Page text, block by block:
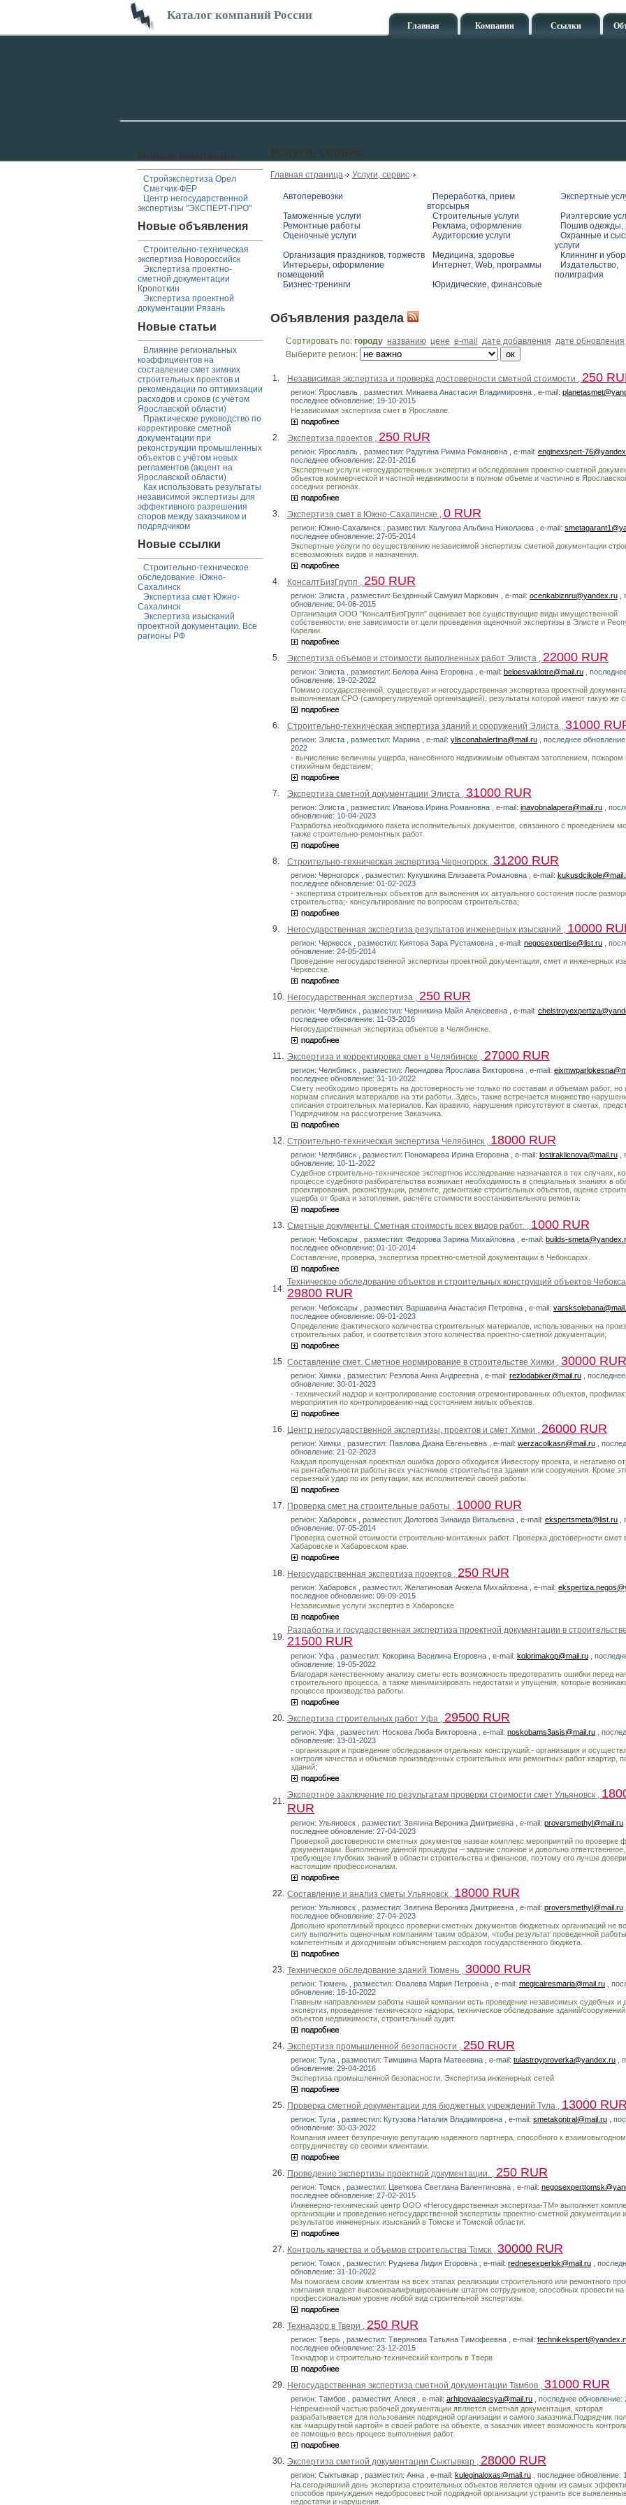
Каталог компаний России
Главная Компании Ссылки
Стройэкспертиза Орел
Сметчик-ФЕР
Центр негосударственной
экспертизы "ЭКСПЕРТ-ПРО"
Новые объявления
Строительно-техническая
экспертиза Новороссийск
Экспертиза проектно-
сметной документации
Кропоткин
Экспертиза проектной
документации Рязань
Новые статьи
Влияние региональных
коэффициентов на
составление смет зимних
строительных проектов и
рекомендации по оптимизации
расходов и сроков (с учётом
Ярославской области)
Практическое руководство по
корректировке сметной
документации при
реконструкции промышленных
объектов с учётом новых
регламентов (акцент на
Ярославской области)
Как использовать результаты
независимой экспертизы для
эффективного разрешения
споров между заказчиком и
подрядчиком
Новые ссылки
Строительно-техническое
обследование. Южно-
Сахалинск
Экспертиза смет Южно-
Сахалинск
Экспертиза изысканий
проектной документации. Все
рагионы РФ
Главная страница Услуги, сервис
Автоперевозки
Переработка, прием
вторсырья
Экспертные
Таможенные услуги
Строительные услуги
Риэлтерские
Ремонтные работы
Реклама, оформление
Пошив одежды,
Оценочные услуги
Аудиторские услуги
Охранные и
услуги
Организация праздников, торжеств
Медицина, здоровье
Клиннинг и
Интерьеры, оформление
помещений
Интернет, Web, программы
Издательство,
полиграфия
Бизнес-тренинги
Юридические, финансовые
Объявления раздела
Сортировать по: городу названию цене e-mail дате добавления
дате обновления
Выберите регион:
1. Независимая экспертиза и проверка достоверности сметной стоимости , 250
регион: Ярославль , разместил: Минаева Анастасия Владимировна , e-mail:
последнее обновление: 19-10-2015
Независимая экспертиза смет в Ярославле.
2. Экспертиза проектов , 250 RUR
регион: Ярославль , разместил: Радугина Римма Романовна , e-mail: enginexspert-
последнее обновление: 22-01-2016
Экспертные услуги негосударственных экспертиз и обследования проектно-сметной
объектов коммерческой и частной недвижимости в полном объеме и частично в
соседних регионах.
3. Экспертиза смет в Южно-Сахалинске , 0 RUR
регион: Южно-Сахалинск , разместил: Калугова Альбина Николаева , e-mail:
последнее обновление: 27-05-2014
Экспертные услуги по осуществлению независимой экспертизы сметной документации
всевозможных видов и назначения.
4. КонсалтБизГрупп , 250 RUR
регион: Элиста , разместил: Бездонный Самуил Маркович , e-mail: ocenkabiznru@yandex.ru ,
обновление: 04-06-2015
Организация ООО "КонсалтБизГрупп" оценивает все существующие виды имущественной
собственности, вне зависимости от цели проведения оценочной экспертизы в Элисте и
Карелии.
5. Экспертиза объемов и стоимости выполненных работ Элиста , 22000 RUR
регион: Элиста , разместил: Белова Анна Егоровна , e-mail: beloesvaklotre@mail.ru ,
обновление: 19-02-2022
Помимо государственной, существует и негосударственная экспертиза проектной
выполняемая СРО (саморегулируемой организацией), результаты которой имеют такую же
6. Строительно-техническая экспертиза зданий и сооружений Элиста , 31000
регион: Элиста , разместил: Марина , e-mail: ylisconabalertina@mail.ru , последнее
2022
- вычисление величины ущерба, нанесённого недвижимым объектам затоплением, пожаром
стихийным бедствием;
7. Экспертиза сметной документации Элиста , 31000 RUR
регион: Элиста , разместил: Иванова Ирина Романовна , e-mail: inavobnalapera@mail.ru ,
обновление: 10-04-2023
Разработка необходимого пакета исполнительных документов, связанного с проведением
также строительно-ремонтных работ.
8. Строительно-техническая экспертиза Черногорск , 31200 RUR
регион: Черногорск , разместил: Кукушкина Елизавета Романовна , e-mail:
последнее обновление: 01-02-2023
- экспертиза строительных объектов для выяснения их актуального состояния после
строительства;- консультирование по вопросам строительства;
9. Негосударственная экспертиза результатов инженерных изысканий , 10000
регион: Черкесск , разместил: Киятова Зара Рустамовна , e-mail: negosexpertise@list.ru ,
обновление: 24-05-2014
Проведение негосударственной экспертизы проектной документации, смет и инженерных
Черкесске.
10. Негосударственная экспертиза , 250 RUR
регион: Челябинск , разместил: Черникина Майя Алексеевна , e-mail:
последнее обновление: 11-03-2016
Негосударственная экспертиза объектов в Челябинске.
11. Экспертиза и корректировка смет в Челябинске , 27000 RUR
регион: Челябинск , разместил: Леонидова Ярослава Викторовна , e-mail:
последнее обновление: 31-10-2022
Смету необходимо проверять на достоверность не только по составам и объемам работ, но
нормам списания материалов на эти работы. Здесь, также встречается множество
списания строительных материалов. Как правило, нарушения присутствуют в сметах,
Подрядчиком на рассмотрение Заказчика.
12. Строительно-техническая экспертиза Челябинск , 18000 RUR
регион: Челябинск , разместил: Пономарева Ирина Егоровна , e-mail: lostiraklicnova@mail.ru ,
обновление: 10-11-2022
Судебное строительно-техническое экспертное исследование назначается в тех случаях,
процессе судебного разбирательства возникает необходимость в специальных знаниях в
проектирования, реконструкции, ремонте, демонтаже строительных объектов, оценке
ущерба от брака и затопления, расчёте стоимости восстановительного ремонта.
13. Сметные документы. Сметная стоимость всех видов работ. , 1000 RUR
регион: Чебоксары , разместил: Федорова Зарина Михайловна , e-mail: builds-
последнее обновление: 01-10-2014
Составление, проверка, экспертиза проектно-сметной документации в Чебоксарах.
14.
Техническое обследование объектов и строительных конструкций объектов
29800 RUR
регион: Чебоксары , разместил: Варшавина Анастасия Петровна , e-mail:
последнее обновление: 09-01-2023
Определение фактического количества строительных материалов, использованных на
строительных работ, и соответствия этого количества проектно-сметной документации;
15. Составление смет. Сметное нормирование в строительстве Химки , 30000 RUR
регион: Химки , разместил: Резлова Анна Андреевна , e-mail: rezlodabiker@mail.ru , последнее
обновление: 30-01-2023
- технический надзор и контролирование состояния отремонтированных объектов,
мероприятия по контролированию над состоянием жилых объектов.
16. Центр негосударственной экспертизы, проектов и смет Химки , 26000 RUR
регион: Химки , разместил: Павлова Диана Евгеньевна , e-mail: werzacolkasn@mail.ru ,
обновление: 21-02-2023
Каждая пропущенная проектная ошибка дорого обходится Инвестору проекта, и негативно
на рентабельности работы всех участников строительства здания или сооружения. Кроме
серьезный удар по их репутации, как исполнителей своей работы.
17. Проверка смет на строительные работы , 10000 RUR
регион: Хабаровск , разместил: Долотова Зинаида Витальевна , e-mail: ekspertsmeta@list.ru ,
обновление: 07-05-2014
Проверка сметной стоимости строительно-монтажных работ. Проверка достоверности смет
Хабаровске и Хабаровском крае.
18. Негосударственная экспертиза проектов , 250 RUR
регион: Хабаровск , разместил: Желатиновая Анжела Михайловна , e-mail:
последнее обновление: 09-09-2015
Независимые услуги экспертиз в Хабаровске
19.
Разработка и государственная экспертиза проектной документации в
21500 RUR
регион: Уфа , разместил: Кокорина Василина Егоровна , e-mail: kolorimakop@mail.ru ,
обновление: 19-05-2022
Благодаря качественному анализу сметы есть возможность предотвратить ошибки перед
строительного процесса, а также минимизировать недостатки и упущения, которые
процессе производства работы.
20. Экспертиза строительных работ Уфа , 29500 RUR
регион: Уфа , разместил: Носкова Люба Викторовна , e-mail: noskobams3asis@mail.ru ,
обновление: 13-01-2023
- организация и проведение обследования отдельных конструкций;- организация и
контроля качества и объемов произведенных строительных или ремонтных работ квартир,
зданий;
21.
Экспертное заключение по результатам проверки стоимости смет Ульяновск ,
RUR
регион: Ульяновск , разместил: Звягина Вероника Дмитриевна , e-mail: proversmethyl@mail.ru
последнее обновление: 27-04-2023
Проверкой достоверности сметных документов назван комплекс мероприятий по проверке
документации. Выполнение данной процедуры – задание сложное и довольно ответственное,
требующее глубоких знаний в области строительства и финансов, поэтому его лучше
настоящим профессионалам.
22. Составление и анализ сметы Ульяновск , 18000 RUR
регион: Ульяновск , разместил: Звягина Вероника Дмитриевна , e-mail: proversmethyl@mail.ru
последнее обновление: 27-04-2023
Довольно кропотливый процесс проверки сметных документов бюджетных организаций не
силу выполнить оценочным компаниям таким образом, чтобы результат проведенной
компетентным и доходчивым объяснением расходов государственного бюджета.
23. Техническое обследование зданий Тюмень , 30000 RUR
регион: Тюмень , разместил: Овалева Мария Петровна , e-mail: megicalresmaria@mail.ru ,
обновление: 18-10-2022
Главным направлением работы нашей компании есть проведение независимых судебных и
экспертиз, проведение технического надзора, техническое обследование зданий/
объектов недвижимости, строительный аудит.
24. Экспертиза промышленной безопасности , 250 RUR
регион: Тула , разместил: Тимшина Марта Матвеевна , e-mail: tulastroyproverka@yandex.ru ,
обновление: 29-04-2016
Экспертиза промышленной безопасности. Экспертиза инженерных сетей
25. Проверка сметной документации для бюджетных учреждений Тула , 13000 RUR
регион: Тула , разместил: Кутузова Наталия Владимировна , e-mail: smetakontral@mail.ru ,
обновление: 30-03-2022
Компания имеет безупречную репутацию надежного партнера, способного к
сотрудничеству со своими клиентами.
26. Проведение экспертизы проектной документации. , 250 RUR
регион: Томск , разместил: Цветкова Светлана Валентиновна , e-mail:
последнее обновление: 27-02-2015
Инженерно-технический центр ООО «Негосударственная экспертиза-ТМ» выполняет
организации и проведению негосударственной экспертизы проектно-сметной документации и
результатов инженерных изысканий в Томске и Томской области.
27. Контроль качества и объемов строительства Томск , 30000 RUR
регион: Томск , разместил: Руднева Лидия Егоровна , e-mail: rednesexperlok@mail.ru ,
обновление: 31-10-2022
Мы помогаем своим клиентам на всех этапах реализации строительного или ремонтного
компания владеет высококвалифицированным штатом сотрудников, способных провести на
профессиональном уровне любой вид строительной экспертизы.
28. Технадзор в Твери , 250 RUR
регион: Тверь , разместил: Тверянова Татьяна Тимофеевна , e-mail:
последнее обновление: 23-12-2015
Технадзор и строительно-технический контроль в Твери
29. Негосударственная экспертиза сметной документации Тамбов , 31000 RUR
регион: Тамбов , разместил: Алеся , e-mail: arhipovaalecsya@mail.ru , последнее обновление:
Непременной частью рабочей документации является сметная документация, которая
разрабатывается для пользования подрядной организации и самого заказчика.Подрядчик
как «маршрутной картой» в своей работе на объекте, а заказчик имеет возможность
ее помощью весь процесс выполнения работ.
30. Экспертиза сметной документации Сыктывкар , 28000 RUR
регион: Сыктывкар , разместил: Анна , e-mail: kuleginaloxas@mail.ru , последнее обновление:
На сегодняшний день экспертиза строительных объектов является одним из самых
способов принуждения недобросовестной подрядной организации устранить все
недостатки и нарушения.